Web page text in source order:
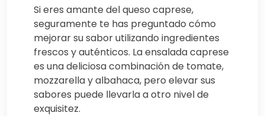
Si eres amante del queso caprese,
seguramente te has preguntado cómo
mejorar su sabor utilizando ingredientes
frescos y auténticos. La ensalada caprese
es una deliciosa combinación de tomate,
mozzarella y albahaca, pero elevar sus
sabores puede llevarla a otro nivel de
exquisitez.